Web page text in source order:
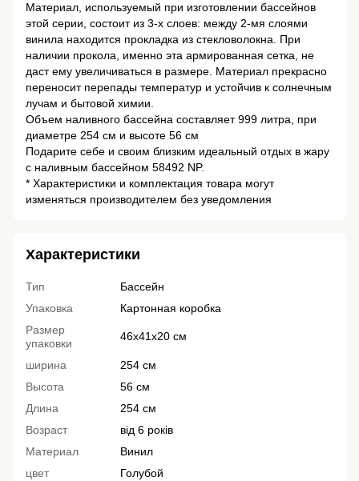
Материал, используемый при изготовлении бассейнов
этой серии, состоит из 3-х слоев: между 2-мя слоями
винила находится прокладка из стекловолокна. При
наличии прокола, именно эта армированная сетка, не
даст ему увеличиваться в размере. Материал прекрасно
переносит перепады температур и устойчив к солнечным
лучам и бытовой химии.
Объем наливного бассейна составляет 999 литра, при
диаметре 254 см и высоте 56 см
Подарите себе и своим близким идеальный отдых в жару
с наливным бассейном 58492 NP.
* Характеристики и комплектация товара могут
изменяться производителем без уведомления
Характеристики
Тип
Бассейн
Упаковка
Картонная коробка
Размер
упаковки
46х41х20 см
ширина
254 см
Высота
56 см
Длина
254 см
Возраст
від 6 років
Материал
Винил
цвет
Голубой